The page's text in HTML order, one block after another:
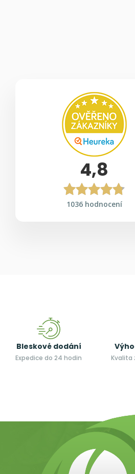
4,8
1036 hodnocení
Bleskové dodání
Expedice do 24 hodin Kvalita